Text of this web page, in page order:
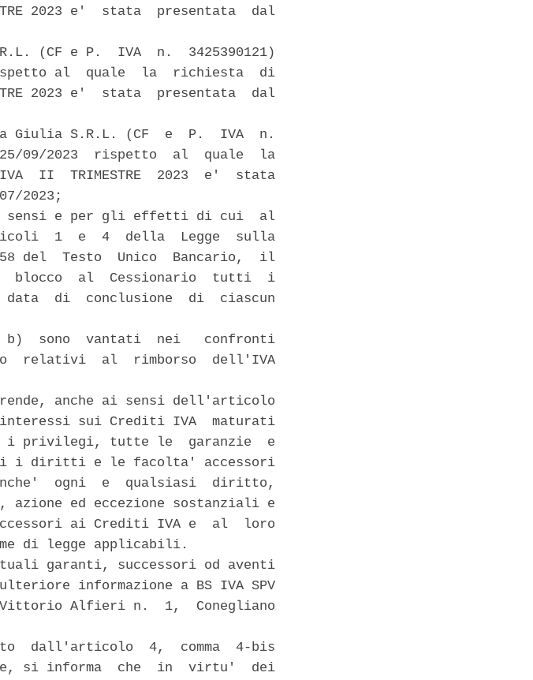
2023 e'  stata  presentata  dal
(CF e P.  IVA  n.  3425390121)
al  quale  la  richiesta  di
2023 e'  stata  presentata  dal
Giulia S.R.L. (CF  e  P.  IVA  n.
09/2023  rispetto  al  quale  la
II  TRIMESTRE  2023  e'  stata
2023;
e per gli effetti di cui  al
1  e  4  della  Legge  sulla
del  Testo  Unico  Bancario,  il
blocco  al  Cessionario  tutti  i
di  conclusione  di  ciascun
sono  vantati  nei   confronti
relativi  al  rimborso  dell'IVA
anche ai sensi dell'articolo
sui Crediti IVA  maturati
i privilegi, tutte le  garanzie  e
i diritti e le facolta' accessori
ogni  e  qualsiasi  diritto,
azione ed eccezione sostanziali e
ai Crediti IVA e  al  loro
di legge applicabili.
garanti, successori od aventi
informazione a BS IVA SPV
Alfieri n.  1,  Conegliano
dall'articolo  4,  comma  4-bis
si informa  che  in  virtu'  dei